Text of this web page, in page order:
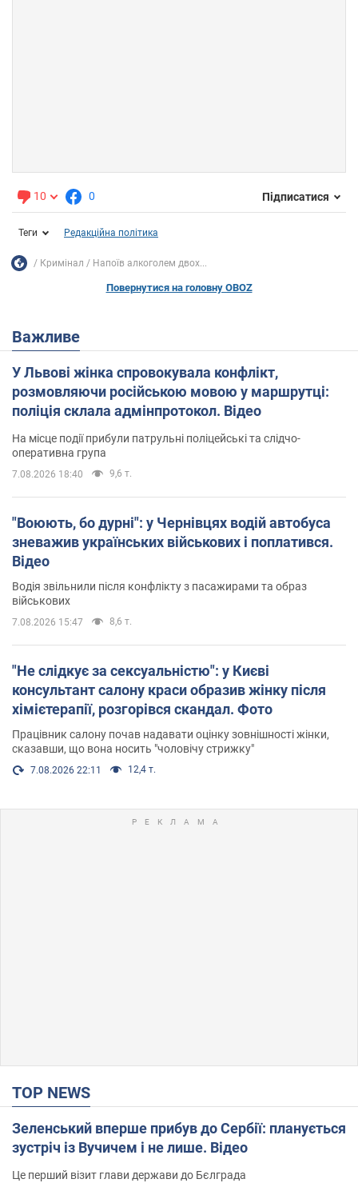
10 0 Підписатися
Теги Редакційна політика
Кримінал Напоїв алкоголем двох...
Повернутися на головну OBOZ
Важливе
У Львові жінка спровокувала конфлікт,
розмовляючи російською мовою у маршрутці:
поліція склала адмінпротокол. Відео
На місце події прибули патрульні поліцейські та слідчо-
оперативна група
7.08.2026 18:40 9,6 т.
"Воюють, бо дурні": у Чернівцях водій автобуса
зневажив українських військових і поплатився.
Відео
Водія звільнили після конфлікту з пасажирами та образ
військових
7.08.2026 15:47 8,6 т.
"Не слідкує за сексуальністю": у Києві
консультант салону краси образив жінку після
хімієтерапії, розгорівся скандал. Фото
Працівник салону почав надавати оцінку зовнішності жінки,
сказавши, що вона носить "чоловічу стрижку"
7.08.2026 22:11 12,4 т.
TOP NEWS
Зеленський вперше прибув до Сербії: планується
зустріч із Вучичем і не лише. Відео
Це перший візит глави держави до Бєлграда